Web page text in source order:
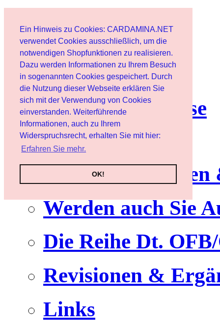
Ein Hinweis zu Cookies: CARDAMINA.NET
verwendet Cookies ausschließlich, um die
notwendigen Shopfunktionen zu realisieren.
Dazu werden Informationen zu Ihrem Besuch
in sogenannten Cookies gespeichert. Durch
die Nutzung dieser Webseite erklären Sie
sich mit der Verwendung von Cookies
einverstanden. Weiterführende
Informationen, auch zu Ihrem
Widerspruchsrecht, erhalten Sie mit hier:
Erfahren Sie mehr.
OK!
Benutzer
Newsletter
Nutzungshinweise
Service
Werden auch Sie
Die Reihe Dt.
Revisionen &
Links